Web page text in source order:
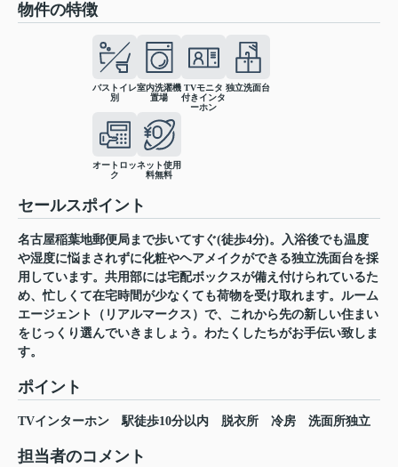
物件の特徴
バストイレ
別
室内洗濯機
置場
TVモニタ
付きインタ
ーホン
独立洗面台
オートロッ
ク
ネット使用
料無料
セールスポイント
名古屋稲葉地郵便局まで歩いてすぐ(徒歩4分)。入浴後でも温度
や湿度に悩まされずに化粧やヘアメイクができる独立洗面台を採
用しています。共用部には宅配ボックスが備え付けられているた
め、忙しくて在宅時間が少なくても荷物を受け取れます。ルーム
エージェント（リアルマークス）で、これから先の新しい住まい
をじっくり選んでいきましょう。わたくしたちがお手伝い致しま
す。
ポイント
TVインターホン 駅徒歩10分以内 脱衣所 冷房 洗面所独立
担当者のコメント